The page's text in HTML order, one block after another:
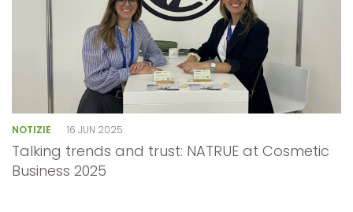
NOTIZIE 16 JUN 2025
Talking trends and trust: NATRUE at Cosmetic
Business 2025